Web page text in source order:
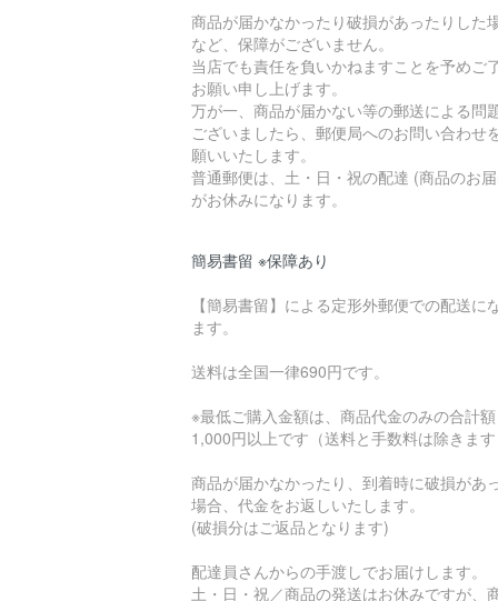
商品が届かなかったり破損があったりした
など、保障がございません。
当店でも責任を負いかねますことを予めご
お願い申し上げます。
万が一、商品が届かない等の郵送による問
ございましたら、郵便局へのお問い合わせ
願いいたします。
普通郵便は、土・日・祝の配達 (商品のお
がお休みになります。
簡易書留 ※保障あり
【簡易書留】による定形外郵便での配送に
ます。
送料は全国一律690円です。
※最低ご購入金額は、商品代金のみの合計額
1,000円以上です（送料と手数料は除きます
商品が届かなかったり、到着時に破損があ
場合、代金をお返しいたします。
(破損分はご返品となります)
配達員さんからの手渡しでお届けします。
土・日・祝／商品の発送はお休みですが、